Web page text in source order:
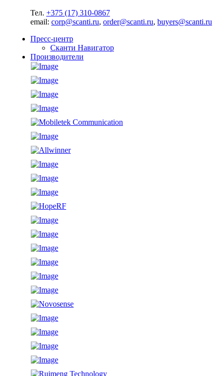
Тел. +375 (17) 310-0867
email: corp@scanti.ru, order@scanti.ru, buyers@scanti.ru
Пресс-центр
Сканти Навигатор
Производители